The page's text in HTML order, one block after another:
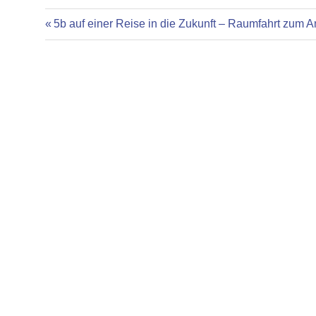
Beitragsnavigation
Vorheriger
Beitrag:
5b auf einer Reise in die Zukunft – Raumfahrt zum